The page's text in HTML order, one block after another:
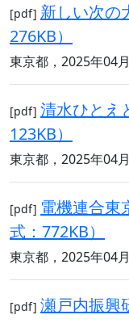
[pdf] 新しい次の
276KB）
東京都，2025年04
[pdf] 清水ひとえ
123KB）
東京都，2025年04
[pdf] 電機連合東
式：772KB）
東京都，2025年04
[pdf] 瀬戸内振興